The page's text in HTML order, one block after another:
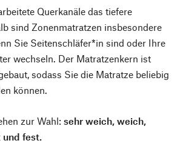
Querkanäle das tiefere
sind Zonenmatratzen insbesondere
Sie Seitenschläfer*in sind oder Ihre
wechseln. Der Matratzenkern ist
sodass Sie die Matratze beliebig
können.
zur Wahl: sehr weich, weich,
fest.